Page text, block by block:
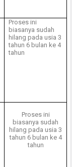
Proses ini
biasanya sudah
hilang pada usia 3
tahun 6 bulan ke 4
tahun
Proses ini
biasanya sudah
hilang pada usia 3
tahun 6 bulan ke 4
tahun